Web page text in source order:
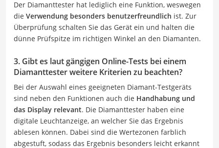
Der Diamanttester hat lediglich eine Funktion, weswegen
die Verwendung besonders benutzerfreundlich ist. Zur
Überprüfung schalten Sie das Gerät ein und halten die
dünne Prüfspitze im richtigen Winkel an den Diamanten.
3. Gibt es laut gängigen Online-Tests bei einem
Diamanttester weitere Kriterien zu beachten?
Bei der Auswahl eines geeigneten Diamant-Testgeräts
sind neben den Funktionen auch die Handhabung und
das Display relevant. Die Diamanttester haben eine
digitale Leuchtanzeige, an welcher Sie das Ergebnis
ablesen können. Dabei sind die Wertezonen farblich
abgestuft, sodass das Ergebnis besonders leicht erkannt